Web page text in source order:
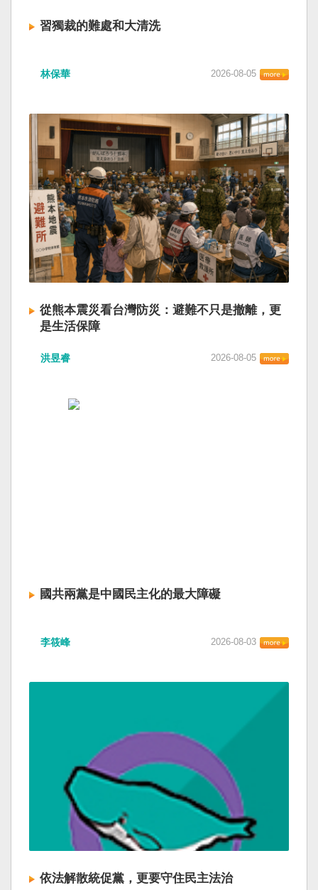
習獨裁的難處和大清洗
林保華 2026-08-05
從熊本震災看台灣防災：避難不只是撤離，更
是生活保障
洪昱睿 2026-08-05
國共兩黨是中國民主化的最大障礙
李筱峰 2026-08-03
依法解散統促黨，更要守住民主法治